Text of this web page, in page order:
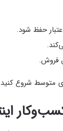
حفظ شود.
فروش.
متوسط شروع